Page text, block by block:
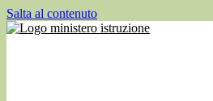
Salta al contenuto